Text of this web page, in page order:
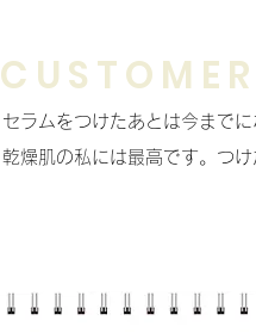
セラムをつけたあとは今までに
乾燥肌の私には最高です。つ